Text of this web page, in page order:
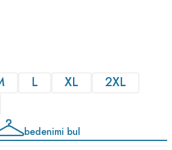
L XL
2XL
bedenimi bul